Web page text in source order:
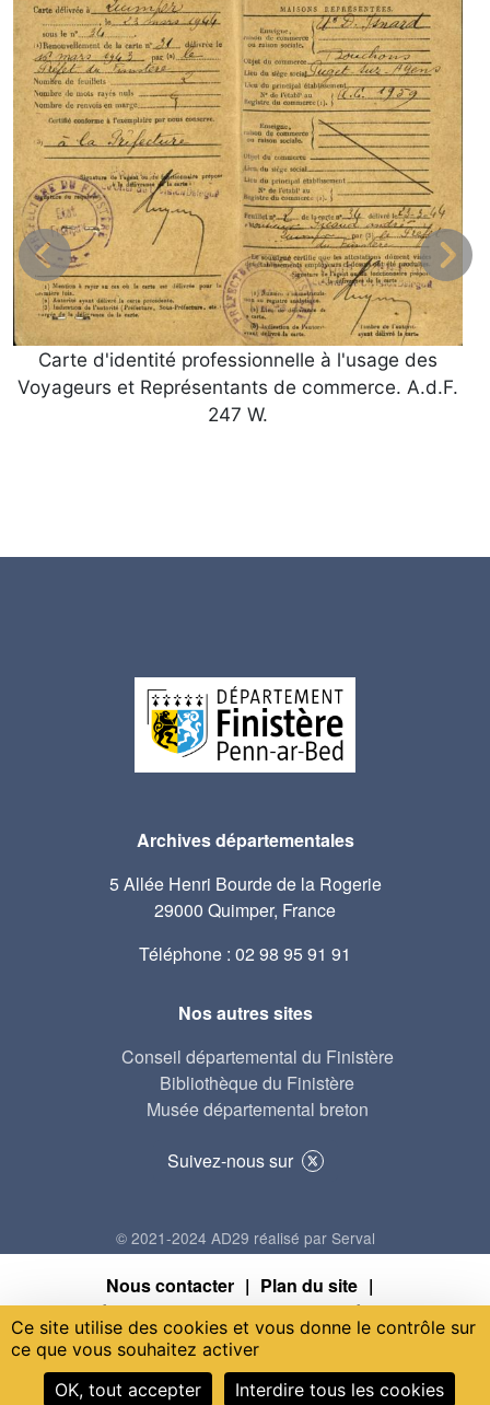
Carte d'identité professionnelle à l'usage des
Voyageurs et Représentants de commerce. A.d.F.
247 W.
Archives départementales
5 Allée Henri Bourde de la Rogerie
29000 Quimper, France
Téléphone : 02 98 95 91 91
Nos autres sites
Conseil départemental du Finistère
Bibliothèque du Finistère
Musée départemental breton
Suivez-nous sur
© 2021-2024 AD29 réalisé par Serval
Menu Pied de pageNous contacter
Plan du site
Données personnelles
Mentions légales
Accessibilité : non conforme
Gestion des cookies
Ce site utilise des cookies et vous donne le contrôle sur
ce que vous souhaitez activer
OK, tout accepter
Interdire tous les cookies